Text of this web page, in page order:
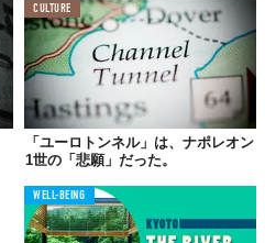
CULTURE
「ユーロトンネル」は、ナポレオン
1世の「悲願」だった。
WELL-BEING